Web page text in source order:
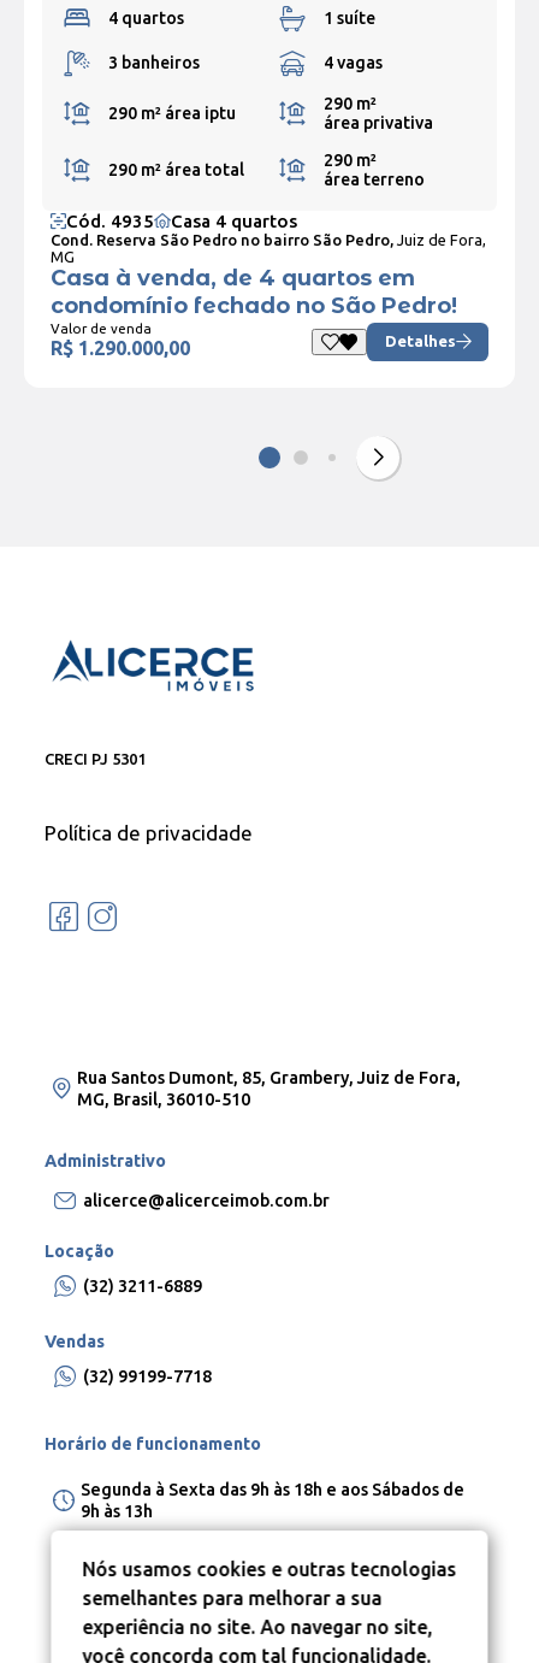
4 quartos 1 suíte
3 banheiros 4 vagas
290 m² área iptu
290 m²
área privativa
290 m² área total
290 m²
área terreno
Cód. 4935 Casa 4 quartos
Cond. Reserva São Pedro no bairro São Pedro, Juiz de Fora,
MG
Casa à venda, de 4 quartos em
condomínio fechado no São Pedro!
Valor de venda
R$ 1.290.000,00 Detalhes
CRECI PJ 5301
Política de privacidade
Rua Santos Dumont, 85, Grambery, Juiz de Fora,
MG, Brasil, 36010-510
Administrativo
alicerce@alicerceimob.com.br
Locação
(32) 3211-6889
Vendas
(32) 99199-7718
Horário de funcionamento
Segunda à Sexta das 9h às 18h e aos Sábados de
9h às 13h
Nós usamos cookies e outras tecnologias
semelhantes para melhorar a sua
experiência no site. Ao navegar no site,
você concorda com tal funcionalidade.